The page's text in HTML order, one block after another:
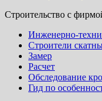
Строительство с
Инженерно-
Строители
Замер
Расчет
Обследование
Гид по